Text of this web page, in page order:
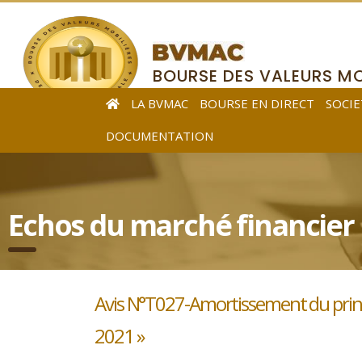
BOURSE DES VALEURS
DE L’AFRIQUE CENTRALE
LA BVMAC BOURSE EN DIRECT
DOCUMENTATION
Echos du marché financier
Avis N°T027-Amortissement du
2021 »